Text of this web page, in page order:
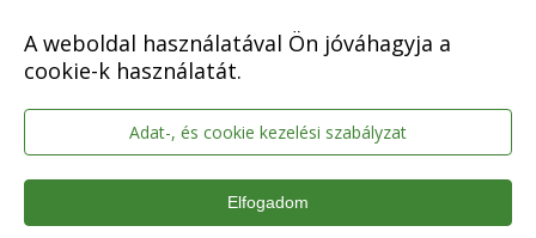
A weboldal használatával Ön jóváhagyja a
cookie-k használatát.
Adat-, és cookie kezelési szabályzat
Elfogadom
Előadó: Szűcs Gábor alpolgármester
Meghívott: Lehóczki Anna Elvira, az Érdi
Kincses Óvoda intézményvezetője
Vincze Beáta, az Érdi Szivárvány
Óvoda intézményvezetője